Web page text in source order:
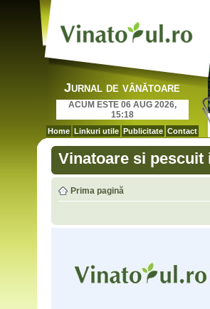
Jurnal de vânătoare
ACUM ESTE 06 AUG 2026,
15:18
Home Linkuri utile Publicitate Contact
Vinatoare si pescuit
Prima pagină